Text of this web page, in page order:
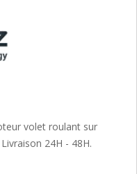
volet roulant sur
24H - 48H.